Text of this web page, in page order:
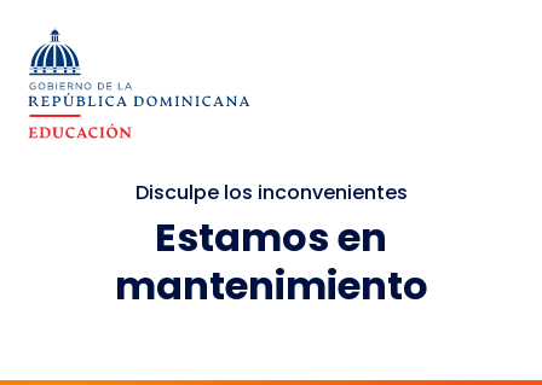
Disculpe los inconvenientes
Estamos en
mantenimiento